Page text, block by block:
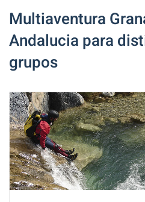
Multiaventura
Andalucia para
grupos